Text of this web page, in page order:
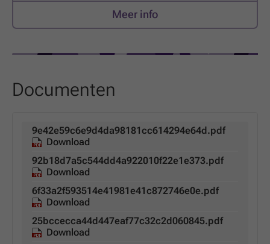
Meer info
Documenten
9e42e59c6e9d4da98181cc614294e64d.pdf
Download
92b18d7a5c544dd4a922010f22e1e373.pdf
Download
6f33a2f593514e41981e41c872746e0e.pdf
Download
25bccecca44d447eaf77c32c2d060845.pdf
Download